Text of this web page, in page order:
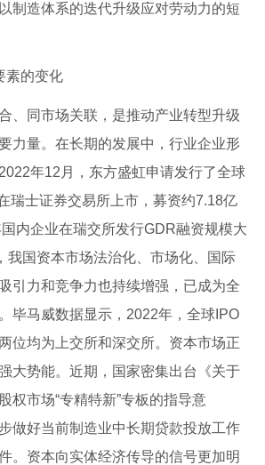
制造体系的迭代升级应对劳动力的短
的变化
同市场关联，是推动产业转型升级
力量。在长期的发展中，行业企业形
年12月，东方盛虹申请发行了全球
瑞士证券交易所上市，募资约7.18亿
内企业在瑞交所发行GDR融资规模大
我国资本市场法治化、市场化、国际
引力和竞争力也持续增强，已成为全
毕马威数据显示，2022年，全球IPO
位均为上交所和深交所。资本市场正
大势能。近期，国家密集出台《关于
权市场“专精特新”专板的指导意
做好当前制造业中长期贷款投放工作
。资本向实体经济传导的信号更加明